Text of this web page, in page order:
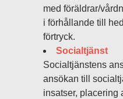
med föräldrar/
i förhållande till
förtryck.
Socialtjänst
Socialtjänstens
ansökan till
insatser, placering